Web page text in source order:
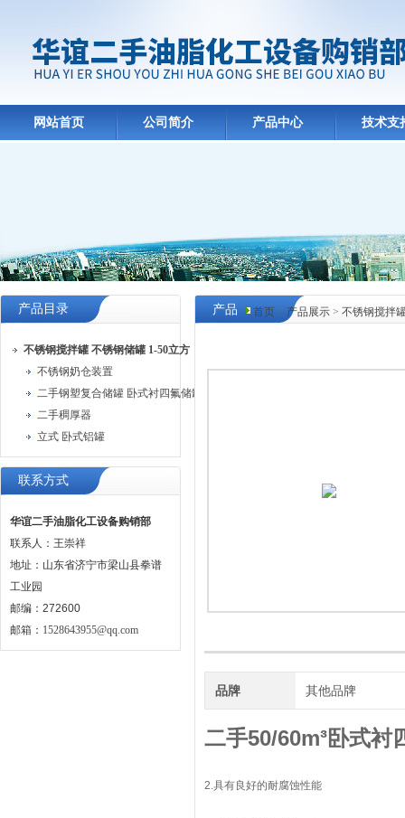
网站首页 公司简介 产品中心 技术支
产品目录
不锈钢搅拌罐 不锈钢储罐 1-50立方
不锈钢奶仓装置
二手钢塑复合储罐 卧式衬四氟储罐 立式储罐
二手稠厚器
立式 卧式铝罐
联系方式
华谊二手油脂化工设备购销部
联系人：王崇祥
地址：山东省济宁市梁山县拳谱
工业园
邮编：272600
邮箱： 1528643955@qq.com
首页 > 产品展示 > 不锈钢搅拌
产品
品牌 其他品牌
二手50/60m³卧式衬
2.具有良好的耐腐蚀性能